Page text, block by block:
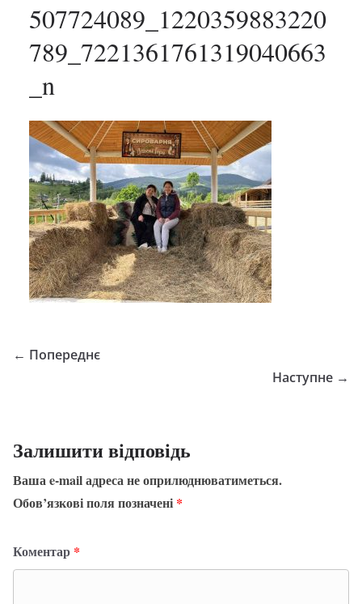
507724089_1220359883220
789_7221361761319040663
_n
← Попереднє
Наступне →
Залишити відповідь
Ваша e-mail адреса не оприлюднюватиметься.
Обов’язкові поля позначені *
Коментар *